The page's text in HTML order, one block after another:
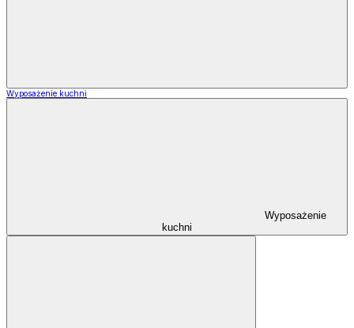
Wyposażenie kuchni
Wyposażenie
kuchni